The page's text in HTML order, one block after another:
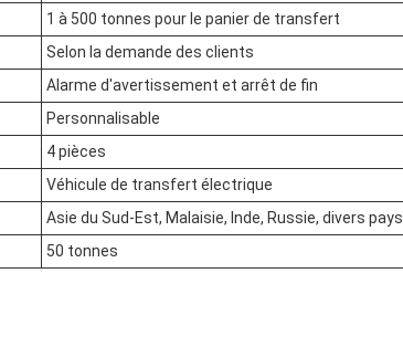
1 à 500 tonnes pour le panier de transfert
Selon la demande des clients
Alarme d'avertissement et arrêt de fin
Personnalisable
4 pièces
Véhicule de transfert électrique
Asie du Sud-Est, Malaisie, Inde, Russie, divers pays
50 tonnes